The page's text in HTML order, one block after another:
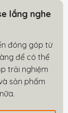
lắng nghe
đóng góp từ
để có thể
trải nghiệm
sản phẩm